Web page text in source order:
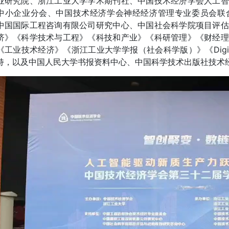
小企业分会、中国技术经济学会神经经济管理专业委员会
国国际工程咨询有限公司研究中心、中国社会科学院项目评
》《科学技术与工程》《科技和产业》《科研管理》《财经
工业技术经济》《浙江工业大学学报（社会科学版）》《
，以及中国人民大学书报资料中心、中国科学技术出版社技术